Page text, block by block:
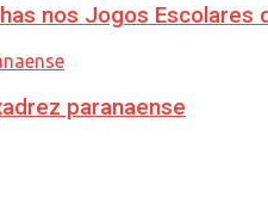
nos Jogos Escolares
paranaense